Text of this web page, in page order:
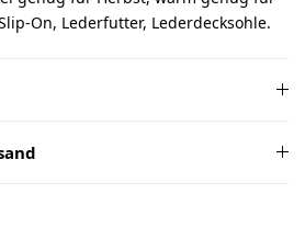
On, Lederfutter, Lederdecksohle.